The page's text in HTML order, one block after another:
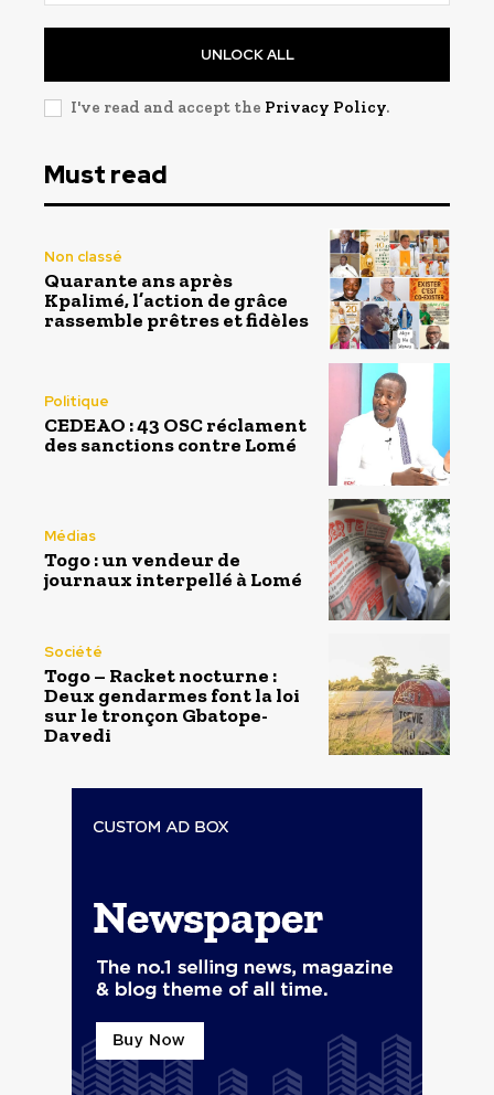
UNLOCK ALL
I've read and accept the Privacy Policy.
Must read
Non classé
Quarante ans après
Kpalimé, l’action de grâce
rassemble prêtres et fidèles
Politique
CEDEAO : 43 OSC réclament
des sanctions contre Lomé
Médias
Togo : un vendeur de
journaux interpellé à Lomé
Société
Togo – Racket nocturne :
Deux gendarmes font la loi
sur le tronçon Gbatope-
Davedi